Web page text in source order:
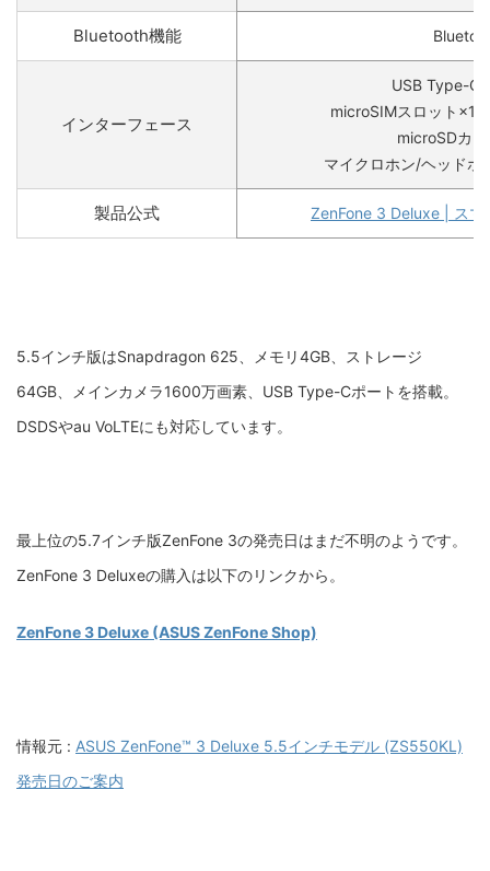
Bluetooth機能
インターフェース
USB Type-
microSIMスロット×1
microSDカ
マイクロホン/ヘッドホ
製品公式 ZenFone 3 Deluxe | スマ
5.5インチ版はSnapdragon 625、メモリ4GB、ストレージ
64GB、メインカメラ1600万画素、USB Type-Cポートを搭載。
DSDSやau VoLTEにも対応しています。
最上位の5.7インチ版ZenFone 3の発売日はまだ不明のようです。
ZenFone 3 Deluxeの購入は以下のリンクから。
ZenFone 3 Deluxe (ASUS ZenFone Shop)
情報元 : ASUS ZenFone™ 3 Deluxe 5.5インチモデル (ZS550KL)
発売日のご案内